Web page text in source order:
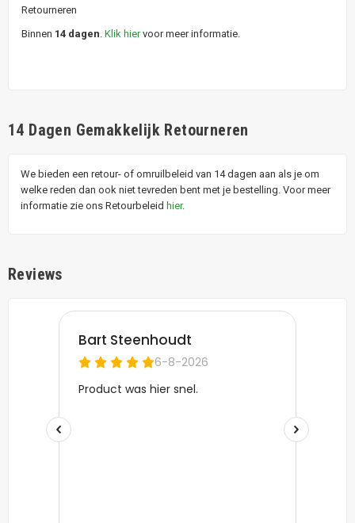
Retourneren
Binnen 14 dagen Klik hiervoor meer informatie.
14 Dagen Gemakkelijk Retourneren
We bieden een retour- of omruilbeleid van 14 dagen aan als je om
welke reden dan ook niet tevreden bent met je bestelling. Voor meer
informatie zie ons Retourbeleid hier.
Reviews